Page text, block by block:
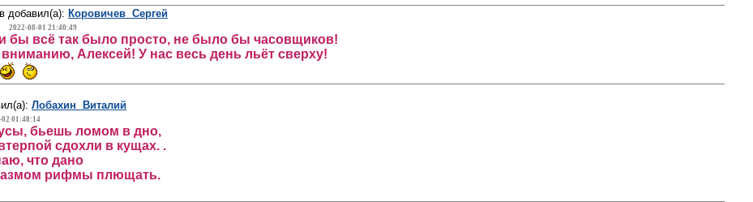
добавил(а): Коровичев Сергей
2022-08-01 21:40:49
бы всё так было просто, не было бы часовщиков!
вниманию, Алексей! У нас весь день льёт сверху!
Лобахин Виталий
02 01:48:14
бьешь ломом в дно,
сдохли в кущах. .
что дано
рифмы плющать.